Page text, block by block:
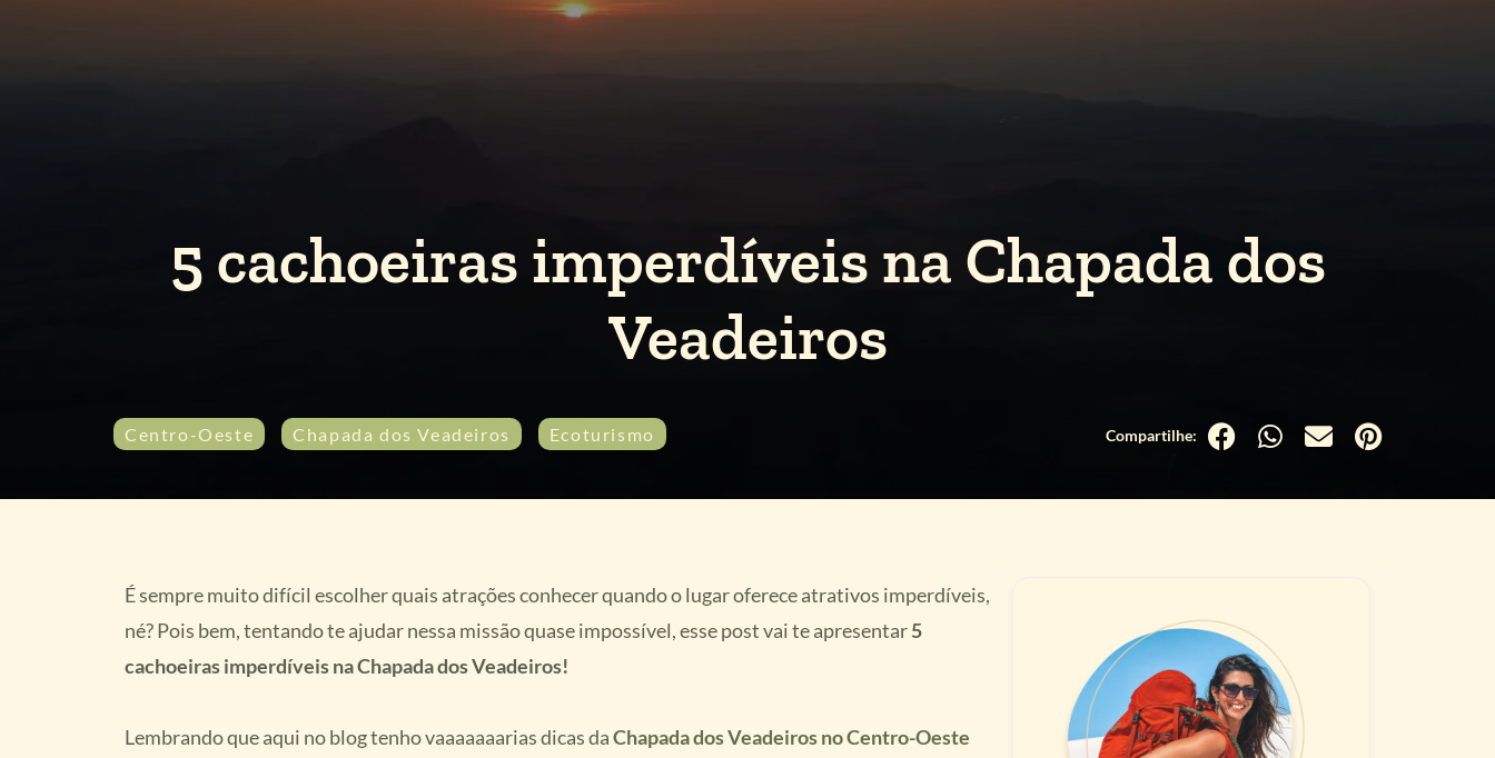
5 cachoeiras imperdíveis na Chapada dos
Veadeiros
Centro-Oeste Chapada dos Veadeiros Ecoturismo
É sempre muito difícil escolher quais atrações conhecer quando o lugar oferece atrativos imperdíveis,
né? Pois bem, tentando te ajudar nessa missão quase impossível, esse post vai te apresentar5
cachoeiras imperdíveis na Chapada dos Veadeiros!
Lembrando que aqui no blog tenho vaaaaaaarias dicas daChapada dos Veadeiros no Centro-Oeste